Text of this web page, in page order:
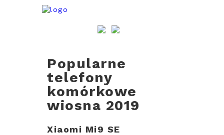
Popularne
telefony
komórkowe
wiosna 2019
Xiaomi Mi9 SE